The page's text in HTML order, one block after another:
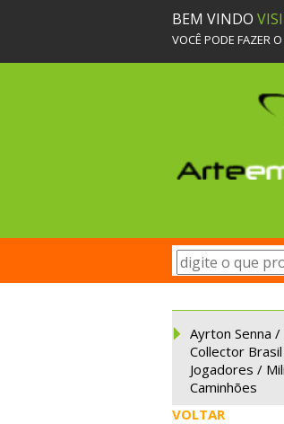
BEM VINDO
VOCÊ PODE FAZER O
Ayrton Senna
Collector
Jogadores /
Caminhões
VOLTAR